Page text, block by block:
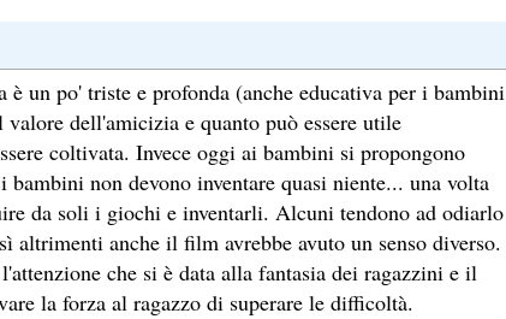
un po' triste e profonda (anche educativa per i bambini
dell'amicizia e quanto può essere utile
coltivata. Invece oggi ai bambini si propongono
non devono inventare quasi niente... una volta
da soli i giochi e inventarli. Alcuni tendono ad odiarlo
altrimenti anche il film avrebbe avuto un senso diverso.
che si è data alla fantasia dei ragazzini e il
la forza al ragazzo di superare le difficoltà.